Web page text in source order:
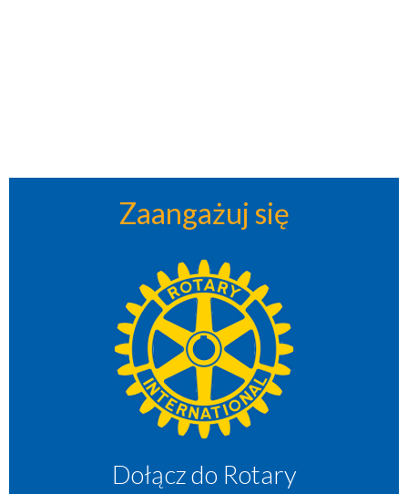
Zaangażuj się
Dołącz do Rotary